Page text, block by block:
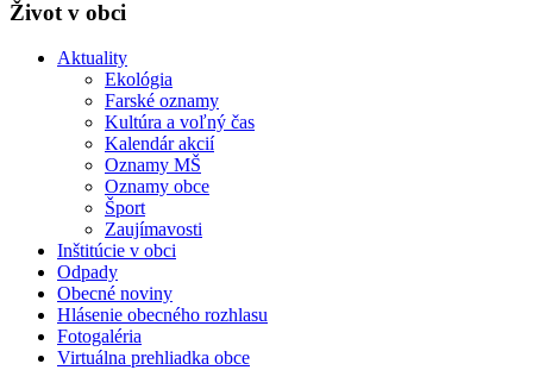
Život v obci
Aktuality
Ekológia
Farské oznamy
Kultúra a voľný čas
Kalendár akcií
Oznamy MŠ
Oznamy obce
Šport
Zaujímavosti
Inštitúcie v obci
Odpady
Obecné noviny
Hlásenie obecného rozhlasu
Fotogaléria
Virtuálna prehliadka obce